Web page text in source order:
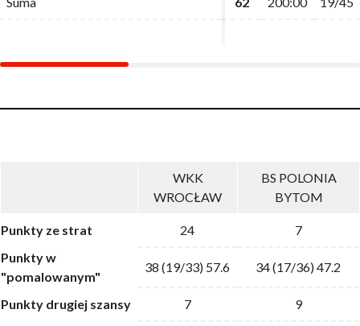
WKK
WROCŁAW
BS POLONIA
BYTOM
Punkty ze strat 24
7
Punkty w
"pomalowanym"
38 (19/33) 57.6 34 (17/36) 47.2
Punkty drugiej szansy 7
9